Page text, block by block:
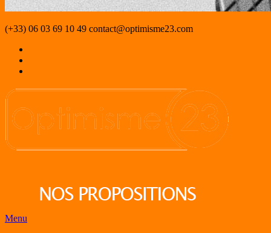
(+33) 06 03 69 10 49 contact@optimisme23.com
Menu